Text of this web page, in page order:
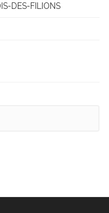
DES-FILIONS